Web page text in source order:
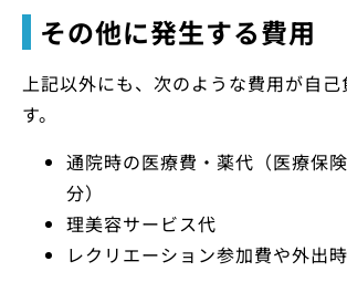
その他に発生する費用
上記以外にも、次のような費用が自己
す。
通院時の医療費・薬代（医療保
分）
理美容サービス代
レクリエーション参加費や外出